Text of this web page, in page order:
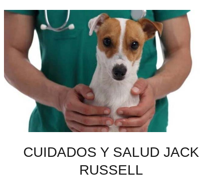
CUIDADOS Y SALUD JACK
RUSSELL